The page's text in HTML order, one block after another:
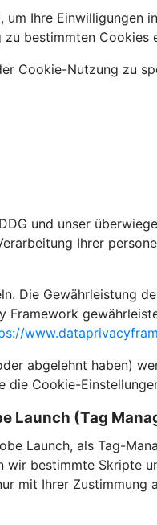
Ihre
bestimmten
Cookie-Nutzung zu
und unser
Ihrer
Die Gewährleistung
abgelehnt haben)
Cookie-
Launch (Tag
Launch, als Tag-
bestimmte Skripte
mit Ihrer Zustimmung